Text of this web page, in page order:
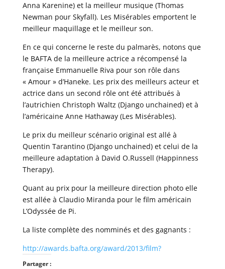
Anna Karenine) et la meilleur musique (Thomas
Newman pour Skyfall). Les Misérables emportent le
meilleur maquillage et le meilleur son.
En ce qui concerne le reste du palmarès, notons que
le BAFTA de la meilleure actrice a récompensé la
française Emmanuelle Riva pour son rôle dans
« Amour » d’Haneke. Les prix des meilleurs acteur et
actrice dans un second rôle ont été attribués à
l’autrichien Christoph Waltz (Django unchained) et à
l’américaine Anne Hathaway (Les Misérables).
Le prix du meilleur scénario original est allé à
Quentin Tarantino (Django unchained) et celui de la
meilleure adaptation à David O.Russell (Happinness
Therapy).
Quant au prix pour la meilleure direction photo elle
est allée à Claudio Miranda pour le film américain
L’Odyssée de Pi.
La liste complète des nomminés et des gagnants :
http://awards.bafta.org/award/2013/film?
Partager :